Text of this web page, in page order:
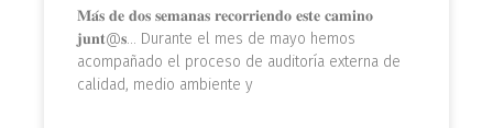
𝐌𝐚́𝐬 𝐝𝐞 𝐝𝐨𝐬 𝐬𝐞𝐦𝐚𝐧𝐚𝐬 𝐫𝐞𝐜𝐨𝐫𝐫𝐢𝐞𝐧𝐝𝐨 𝐞𝐬𝐭𝐞 𝐜𝐚𝐦𝐢𝐧𝐨
𝐣𝐮𝐧𝐭@𝐬… Durante el mes de mayo hemos
acompañado el proceso de auditoría externa de
calidad, medio ambiente y